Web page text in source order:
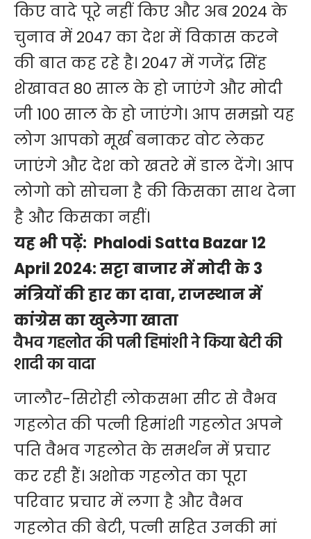
किए वादे पूरे नहीं किए और अब 2024 के
चुनाव में 2047 का देश में विकास करने
की बात कह रहे है। 2047 में गजेंद्र सिंह
शेखावत 80 साल के हो जाएंगे और मोदी
जी 100 साल के हो जाएंगे। आप समझो यह
लोग आपको मूर्ख बनाकर वोट लेकर
जाएंगे और देश को खतरे में डाल देंगे। आप
लोगो को सोचना है की किसका साथ देना
है और किसका नहीं।
यह भी पढ़ें: Phalodi Satta Bazar 12
April 2024: सट्टा बाजार में मोदी के 3
मंत्रियों की हार का दावा, राजस्थान में
कांग्रेस का खुलेगा खाता
वैभव गहलोत की पत्नी हिमांशी ने किया बेटी की
शादी का वादा
जालौर-सिरोही लोकसभा सीट से वैभव
गहलोत की पत्नी हिमांशी गहलोत अपने
पति वैभव गहलोत के समर्थन में प्रचार
कर रही हैं। अशोक गहलोत का पूरा
परिवार प्रचार में लगा है और वैभव
गहलोत की बेटी, पत्नी सहित उनकी मां